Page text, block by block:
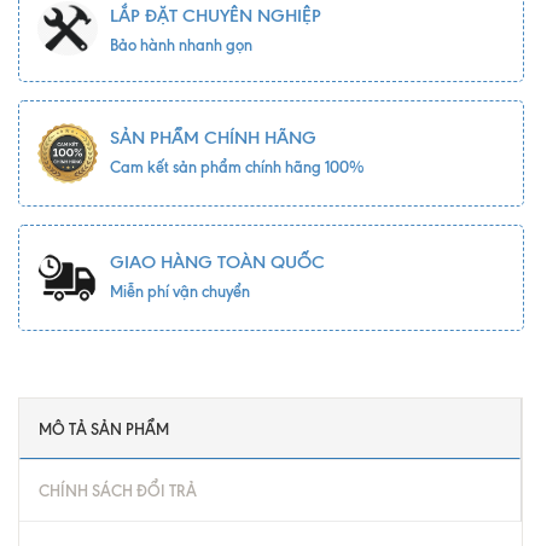
LẮP ĐẶT CHUYÊN NGHIỆP
Bảo hành nhanh gọn
SẢN PHẨM CHÍNH HÃNG
Cam kết sản phẩm chính hãng 100%
GIAO HÀNG TOÀN QUỐC
Miễn phí vận chuyển
MÔ TẢ SẢN PHẨM
CHÍNH SÁCH ĐỔI TRẢ